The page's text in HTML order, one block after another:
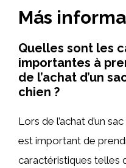
Más
Quelles sont les
importantes à
de l’achat d’un
chien ?
Lors de l’achat d’un
est important de
caractéristiques telles